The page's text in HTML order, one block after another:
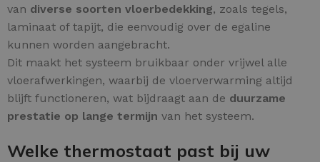
van diverse soorten vloerbedekking, zoals tegels,
laminaat of tapijt, die eenvoudig over de egaline
kunnen worden aangebracht.
Dit maakt het systeem bruikbaar onder vrijwel alle
vloerafwerkingen, waarbij de vloerverwarming altijd
blijft functioneren, wat bijdraagt aan de duurzame
prestatie op lange termijn van het systeem.
Welke thermostaat past bij uw